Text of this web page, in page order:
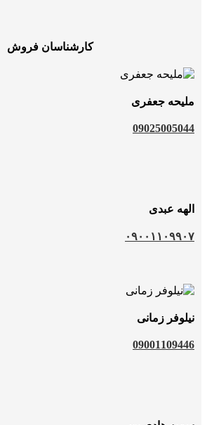
کارشناسان فروش
ملیحه جعفری
09025005044
الهه عبدی
۰۹۰۰۱۱۰۹۹۰۷
نیلوفر زمانی
09001109446